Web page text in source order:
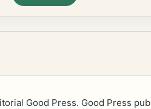
Good Press. Good Press